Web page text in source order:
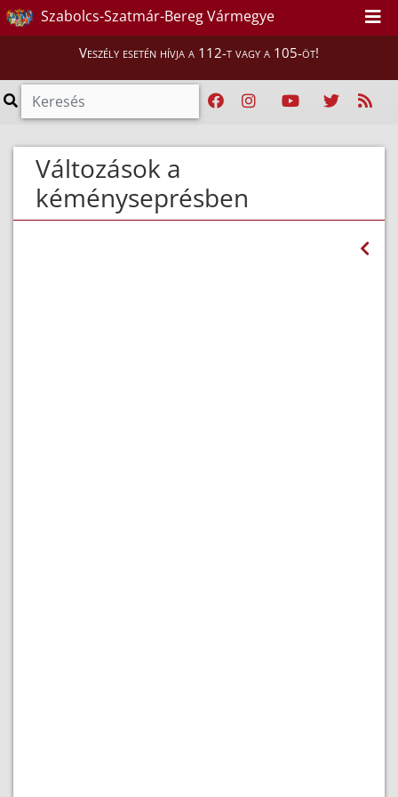
Szabolcs-Szatmár-Bereg Vármegye
Veszély esetén hívja a 112-t vagy a 105-öt!
Változások a
kéményseprésben